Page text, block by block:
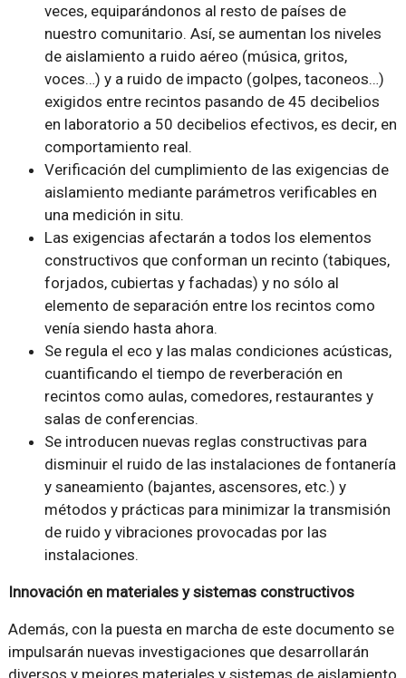
veces, equiparándonos al resto de países de
nuestro comunitario. Así, se aumentan los niveles
de aislamiento a ruido aéreo (música, gritos,
voces…) y a ruido de impacto (golpes, taconeos…)
exigidos entre recintos pasando de 45 decibelios
en laboratorio a 50 decibelios efectivos, es decir, en
comportamiento real.
Verificación del cumplimiento de las exigencias de
aislamiento mediante parámetros verificables en
una medición in situ.
Las exigencias afectarán a todos los elementos
constructivos que conforman un recinto (tabiques,
forjados, cubiertas y fachadas) y no sólo al
elemento de separación entre los recintos como
venía siendo hasta ahora.
Se regula el eco y las malas condiciones acústicas,
cuantificando el tiempo de reverberación en
recintos como aulas, comedores, restaurantes y
salas de conferencias.
Se introducen nuevas reglas constructivas para
disminuir el ruido de las instalaciones de fontanería
y saneamiento (bajantes, ascensores, etc.) y
métodos y prácticas para minimizar la transmisión
de ruido y vibraciones provocadas por las
instalaciones.
Innovación en materiales y sistemas constructivos
Además, con la puesta en marcha de este documento se
impulsarán nuevas investigaciones que desarrollarán
diversos y mejores materiales y sistemas de aislamiento